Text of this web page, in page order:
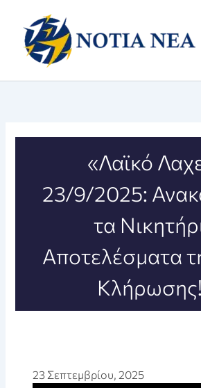
περιεχόμενο
«Λαϊκό
23/9/2025:
τα
Αποτελέσματα
23 Σεπτεμβρίου, 2025